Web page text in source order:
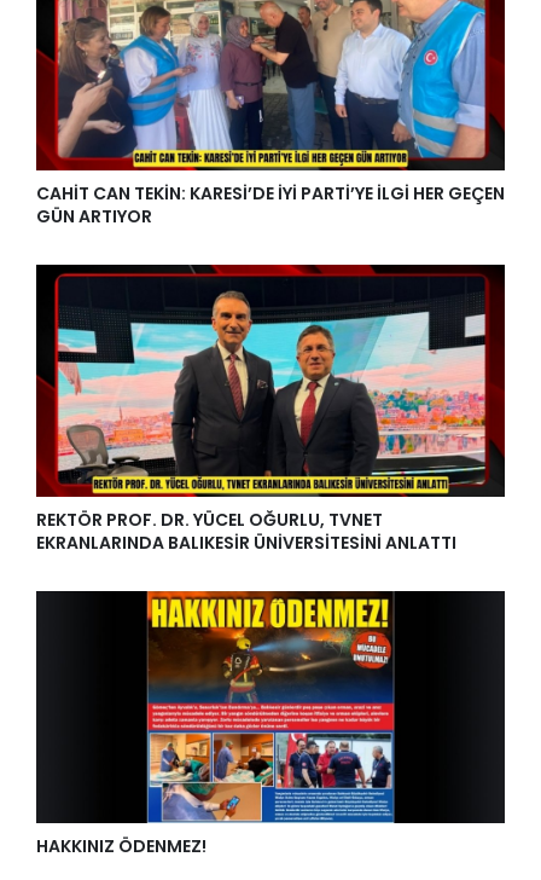
CAHİT CAN TEKİN: KARESİ’DE İYİ PARTİ’YE İLGİ HER GEÇEN
GÜN ARTIYOR
REKTÖR PROF. DR. YÜCEL OĞURLU, TVNET
EKRANLARINDA BALIKESİR ÜNİVERSİTESİNİ ANLATTI
HAKKINIZ ÖDENMEZ!